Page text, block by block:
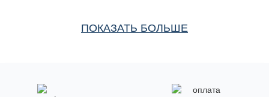
ПОКАЗАТЬ БОЛЬШЕ